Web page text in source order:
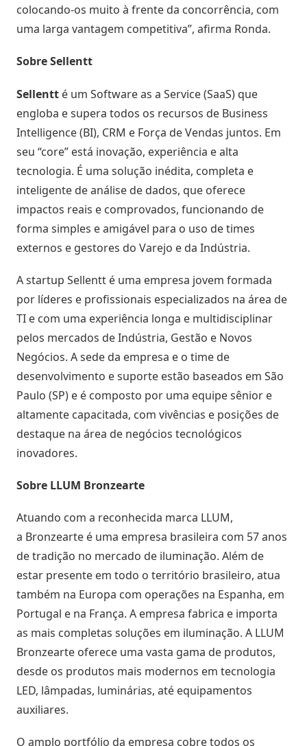
colocando-os muito à frente da concorrência, com
uma larga vantagem competitiva”, afirma Ronda.
Sobre Sellentt
Sellentt é um Software as a Service (SaaS) que
engloba e supera todos os recursos de Business
Intelligence (BI), CRM e Força de Vendas juntos. Em
seu “core” está inovação, experiência e alta
tecnologia. É uma solução inédita, completa e
inteligente de análise de dados, que oferece
impactos reais e comprovados, funcionando de
forma simples e amigável para o uso de times
externos e gestores do Varejo e da Indústria.
A startup Sellentt é uma empresa jovem formada
por líderes e profissionais especializados na área de
TI e com uma experiência longa e multidisciplinar
pelos mercados de Indústria, Gestão e Novos
Negócios. A sede da empresa e o time de
desenvolvimento e suporte estão baseados em São
Paulo (SP) e é composto por uma equipe sênior e
altamente capacitada, com vivências e posições de
destaque na área de negócios tecnológicos
inovadores.
Sobre LLUM Bronzearte
Atuando com a reconhecida marca LLUM,
a Bronzearte é uma empresa brasileira com 57 anos
de tradição no mercado de iluminação. Além de
estar presente em todo o território brasileiro, atua
também na Europa com operações na Espanha, em
Portugal e na França. A empresa fabrica e importa
as mais completas soluções em iluminação. A LLUM
Bronzearte oferece uma vasta gama de produtos,
desde os produtos mais modernos em tecnologia
LED, lâmpadas, luminárias, até equipamentos
auxiliares.
O amplo portfólio da empresa cobre todos os